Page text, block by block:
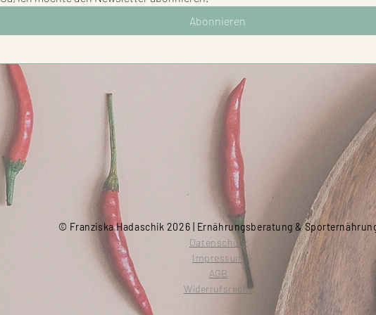
Abonnieren
© Franziska Hadaschik 2026 | Ernährungsberatung &
Datenschutz
Impressum
AGB
Widerrufsrecht